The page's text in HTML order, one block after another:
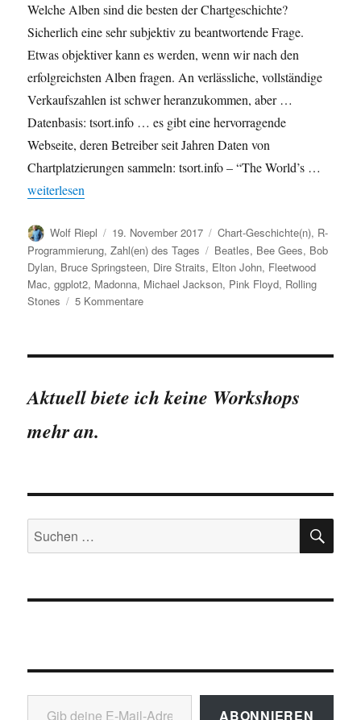
Welche Alben sind die besten der Chartgeschichte?
Sicherlich eine sehr subjektiv zu beantwortende Frage.
Etwas objektiver kann es werden, wenn wir nach den
erfolgreichsten Alben fragen. An verlässliche, vollständige
Verkaufszahlen ist schwer heranzukommen, aber …
Datenbasis: tsort.info … es gibt eine hervorragende
Webseite, deren Betreiber seit Jahren Daten von
Chartplatzierungen sammeln: tsort.info – “The World’s …
„Erfolgreichste Alben der Chartgeschichte“
weiterlesen
Autor
Wolf Riepl
Veröffentlicht
am
19. November 2017 Kategorien
Chart-Geschichte(n), R-
Programmierung,Zahl(en) des Tages Schlagwörter
Beatles, Bee Gees, Bob
Dylan, Bruce Springsteen, Dire Straits, Elton John, Fleetwood
Mac,ggplot2, Madonna, Michael Jackson, Pink Floyd, Rolling
Stones
5 Kommentarezu
der
Aktuell biete ich keine Workshops
mehr an.
Suchen
nach:
Gib deine E-Mail-Adresse ein ...
ABONNIEREN